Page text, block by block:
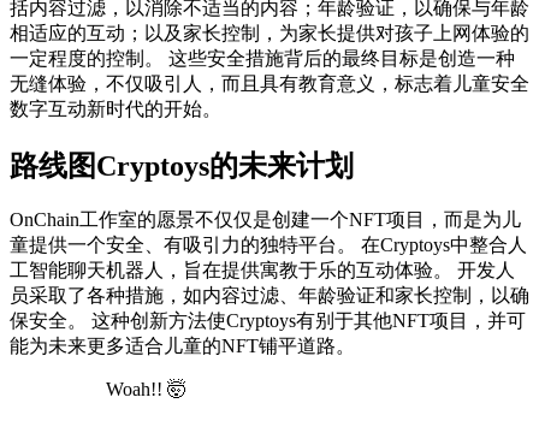
括内容过滤，以消除不适当的内容；年龄验证，以确保与年龄
相适应的互动；以及家长控制，为家长提供对孩子上网体验的
一定程度的控制。 这些安全措施背后的最终目标是创造一种
无缝体验，不仅吸引人，而且具有教育意义，标志着儿童安全
数字互动新时代的开始。
路线图Cryptoys的未来计划
OnChain工作室的愿景不仅仅是创建一个NFT项目，而是为儿
童提供一个安全、有吸引力的独特平台。 在Cryptoys中整合人
工智能聊天机器人，旨在提供寓教于乐的互动体验。 开发人
员采取了各种措施，如内容过滤、年龄验证和家长控制，以确
保安全。 这种创新方法使Cryptoys有别于其他NFT项目，并可
能为未来更多适合儿童的NFT铺平道路。
Woah!! 🤯